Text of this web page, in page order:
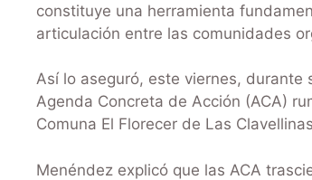
constituye una herramienta
articulación entre las comunidades
Así lo aseguró, este viernes, durante
Agenda Concreta de Acción (ACA)
Comuna El Florecer de Las
Menéndez explicó que las ACA